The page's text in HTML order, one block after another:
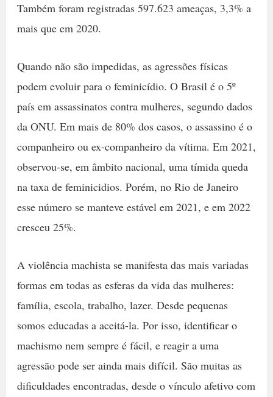
Também foram registradas 597.623 ameaças, 3,3% a
mais que em 2020.
Quando não são impedidas, as agressões físicas
podem evoluir para o feminicídio. O Brasil é o 5º
país em assassinatos contra mulheres, segundo dados
da ONU. Em mais de 80% dos casos, o assassino é o
companheiro ou ex-companheiro da vítima. Em 2021,
observou-se, em âmbito nacional, uma tímida queda
na taxa de feminicidios. Porém, no Rio de Janeiro
esse número se manteve estável em 2021, e em 2022
cresceu 25%.
A violência machista se manifesta das mais variadas
formas em todas as esferas da vida das mulheres:
família, escola, trabalho, lazer. Desde pequenas
somos educadas a aceitá-la. Por isso, identificar o
machismo nem sempre é fácil, e reagir a uma
agressão pode ser ainda mais difícil. São muitas as
dificuldades encontradas, desde o vínculo afetivo com